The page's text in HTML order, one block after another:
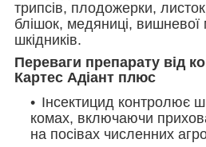
трипсів, плодожерки,
блішок, медяниці,
шкідників.
Переваги препарату від
Картес Адіант плюс
Інсектицид контролює
комах, включаючи
на посівах численних